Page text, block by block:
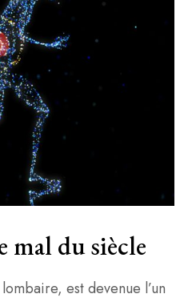
mal du siècle
est devenue l’un